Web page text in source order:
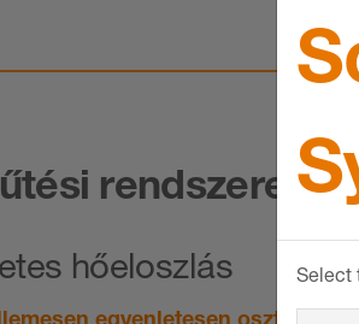
rendszerek
hőeloszlás
egyenletesen osztja el a
Select